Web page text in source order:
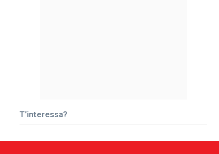
T’interessa?